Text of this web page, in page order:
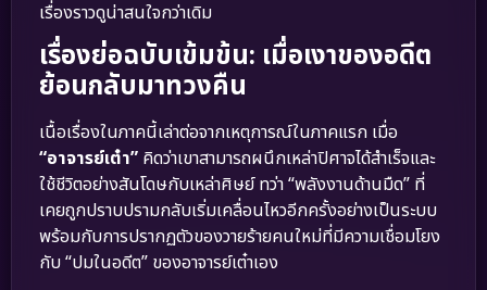
เรื่องราวดูน่าสนใจกว่าเดิม
เรื่องย่อฉบับเข้มข้น: เมื่อเงาของอดีต
ย้อนกลับมาทวงคืน
เนื้อเรื่องในภาคนี้เล่าต่อจากเหตุการณ์ในภาคแรก เมื่อ
“อาจารย์เต๋า” คิดว่าเขาสามารถผนึกเหล่าปิศาจได้สำเร็จและ
ใช้ชีวิตอย่างสันโดษกับเหล่าศิษย์ ทว่า “พลังงานด้านมืด” ที่
เคยถูกปราบปรามกลับเริ่มเคลื่อนไหวอีกครั้งอย่างเป็นระบบ
พร้อมกับการปรากฏตัวของวายร้ายคนใหม่ที่มีความเชื่อมโยง
กับ “ปมในอดีต” ของอาจารย์เต๋าเอง